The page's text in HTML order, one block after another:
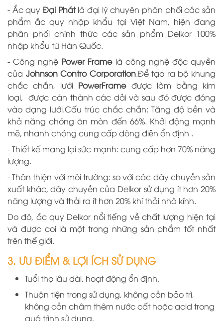
- Ắc quy Đại Phátlà đại lý chuyên phân phối các sản
phẩm ắc quy nhập khẩu tại Việt Nam, hiện đang
phân phối chính thức các sản phẩm Delkor 100%
nhập khẩu từ Hàn Quốc.
- Công nghệ Power Frame là công nghệ độc quyền
của Johnson Contro Corporation.Để tạo ra bộ khung
chắc chắn, lưới PowerFrame được làm bằng kim
loại, được cán thành các dải và sau đó được đóng
vào dạng lưới.Cấu trúc chắc chắn: Tăng độ bền và
khả năng chóng ăn mòn đến 66%. Khởi động mạnh
mẽ, nhanh chóng cung cấp dòng điện ổn định .
- Thiết kế mang lại sức mạnh: cung cấp hơn 70% năng
lượng.
- Thân thiện với môi trường: so với các dây chuyền sản
xuất khác, dây chuyềncủa Delkor sử dụng ít hơn 20%
năng lượng và thải ra ít hơn 20% khí thải nhà kính.
Do đó, ắc quy Delkor nổi tiếng về chất lượng hiện tại
và được coi là một trong những sản phẩm tốt nhất
trên thế giới.
3. ƯU ĐIỂM & LỢI ÍCH SỬ DỤNG
Tuổi thọ lâu dài, hoạt động ổn định.
Thuận tiện trong sử dụng, không cần bảo trì,
không cần châm thêm nước cất hoặc acid trong
quá trình sử dụng.